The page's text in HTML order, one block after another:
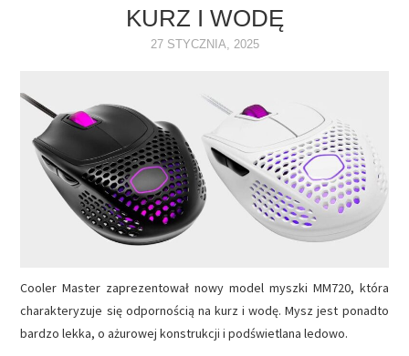
MONITORY
OPROGRAMOWANIE
INTERNET
KURZ I WODĘ
27 STYCZNIA, 2025
Cooler Master zaprezentował nowy model myszki MM720, która
charakteryzuje się odpornością na kurz i wodę. Mysz jest ponadto
bardzo lekka, o ażurowej konstrukcji i podświetlana ledowo.